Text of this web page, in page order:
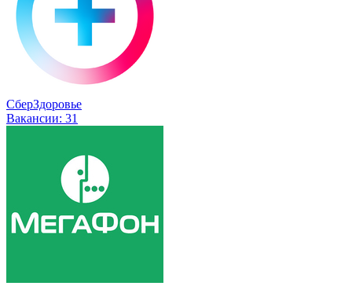
СберЗдоровье
Вакансии: 31